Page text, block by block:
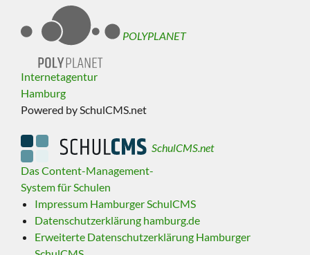
POLYPLANET
Internetagentur
Hamburg
Powered by SchulCMS.net
SchulCMS.net
Das Content-Management-
System für Schulen
Impressum Hamburger SchulCMS
Datenschutzerklärung hamburg.de
Erweiterte Datenschutzerklärung Hamburger